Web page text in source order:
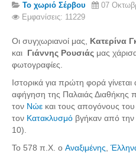
Σερβαίοι Καλλιτέχνες
Σερβαίοι Αγωνιστές/Πεσόντες
Σερβαίοι για το Σέρβου
Σύνδεσμος Σερβαίων
Εφημερίδα Αρτοζήνος
Ηλεκτρονική έκδοση Αρτοζήνου
Θέματα και δράσεις Συνδέσμου
Το χωριό Σέρβου
07
Εμφανίσεις: 11229
Οι συγχωριανοί μας, Κατερίνα
και Γιάννης Ρουσιάς μας
φωτογραφίες.
Ιστορικά για πρώτη φορά
αφήγηση της Παλαιάς Διαθήκης
τον Νώε και τους απογόνους
τον Κατακλυσμό βγήκαν από
10).
Το 578 π.Χ. ο Αναξιμένης